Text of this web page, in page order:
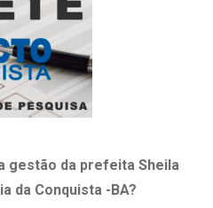
gestão da prefeita Sheila
da Conquista -BA?